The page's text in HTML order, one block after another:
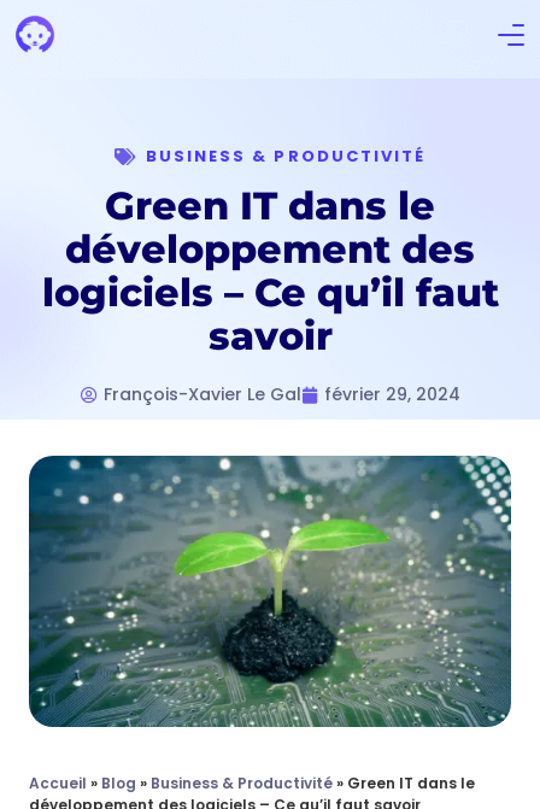
BUSINESS & PRODUCTIVITÉ
Green IT dans le
développement des
logiciels – Ce qu’il faut
savoir
François-Xavier Le Gal février 29, 2024
Accueil » Blog » Business & Productivité» Green IT dans le
développement des logiciels – Ce qu’il faut savoir